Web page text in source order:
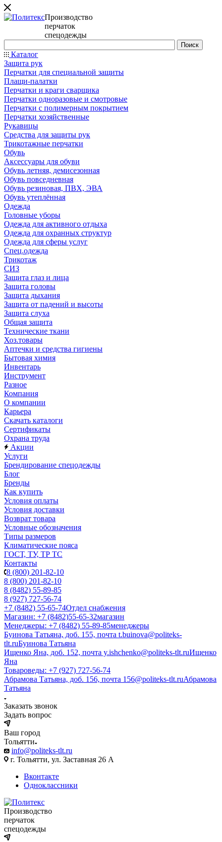
Производство
перчаток
спецодежды
Каталог
Защита рук
Перчатки для специальной защиты
Плащи-палатки
Перчатки и краги сварщика
Перчатки одноразовые и смотровые
Перчатки с полимерным покрытием
Перчатки хозяйственные
Рукавицы
Средства для защиты рук
Трикотажные перчатки
Обувь
Аксессуары для обуви
Обувь летняя, демисезонная
Обувь повседневная
Обувь резиновая, ПВХ, ЭВА
Обувь утеплённая
Одежда
Головные уборы
Одежда для активного отдыха
Одежда для охранных структур
Одежда для сферы услуг
Спец.одежда
Трикотаж
СИЗ
Защита глаз и лица
Защита головы
Защита дыхания
Защита от падений и высоты
Защита слуха
Общая защита
Технические ткани
Хоз.товары
Аптечки и средства гигиены
Бытовая химия
Инвентарь
Инструмент
Разное
Компания
О компании
Карьера
Cкачать каталоги
Сертификаты
Охрана труда
Акции
Услуги
Брендирование спецодежды
Блог
Бренды
Как купить
Условия оплаты
Условия доставки
Возврат товара
Условные обозначения
Типы размеров
Климатические пояса
ГОСТ, ТУ, ТР ТС
Контакты
8 (800) 201-82-10
8 (800) 201-82-10
8 (8482) 55-89-85
8 (927) 727-56-74
+7 (8482) 55-65-74Отдел снабжения
Магазин: +7 (8482)55-65-32магазин
Менеджеры: +7 (8482) 55-89-85менеджеры
Буинова Татьяна, доб. 155, почта t.buinova@politeks-
tlt.ruБуинова Татьяна
Ищенко Яна, доб. 152, почта y.ishchenko@politeks-tlt.ruИщенко
Яна
Товароведы: +7 (927) 727-56-74
Абрамова Татьяна, доб. 156, почта 156@politeks-tlt.ruАбрамова
Татьяна
Заказать звонок
Задать вопрос
Ваш город
Тольятти
info@politeks-tlt.ru
г. Тольятти, ул. Заставная 26 А
Вконтакте
Одноклассники
Производство
перчаток
спецодежды